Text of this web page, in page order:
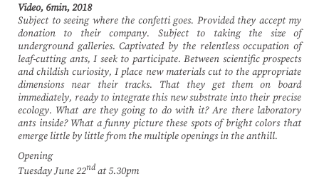
Video, 6min, 2018
Subject to seeing where the confetti goes. Provided they accept my
donation to their company. Subject to taking the size of
underground galleries. Captivated by the relentless occupation of
leaf-cutting ants, I seek to participate. Between scientific prospects
and childish curiosity, I place new materials cut to the appropriate
dimensions near their tracks. That they get them on board
immediately, ready to integrate this new substrate into their precise
ecology. What are they going to do with it? Are there laboratory
ants inside? What a funny picture these spots of bright colors that
emerge little by little from the multiple openings in the anthill.
Opening
Tuesday June 22nd at 5.30pm